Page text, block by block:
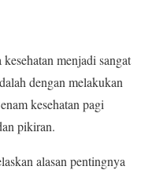
menjadi sangat
dengan melakukan
kesehatan pagi
pikiran.
alasan pentingnya